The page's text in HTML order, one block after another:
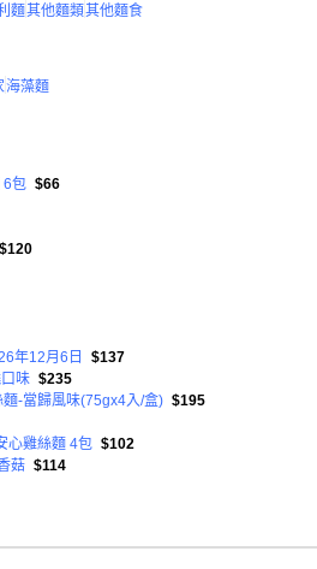
麵其他麵類其他麵食
海藻麵
6包 $66
$120
年12月6日
$137
味 $235
麵-當歸風味(75gx4入/盒) $195
心雞絲麵 4包 $102
菇 $114